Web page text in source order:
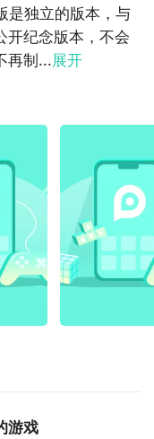
是独立的版本，与
开纪念版本，不会
再制...展开
游戏